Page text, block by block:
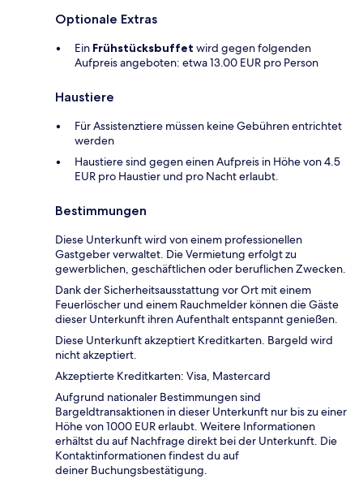
Optionale Extras
Ein Frühstücksbuffet wird gegen folgenden
Aufpreis angeboten: etwa 13.00 EUR pro Person
Haustiere
Für Assistenztiere müssen keine Gebühren entrichtet
werden
Haustiere sind gegen einen Aufpreis in Höhe von 4.5
EUR pro Haustier und pro Nacht erlaubt.
Bestimmungen
Diese Unterkunft wird von einem professionellen
Gastgeber verwaltet. Die Vermietung erfolgt zu
gewerblichen, geschäftlichen oder beruflichen Zwecken.
Dank der Sicherheitsausstattung vor Ort mit einem
Feuerlöscher und einem Rauchmelder können die Gäste
dieser Unterkunft ihren Aufenthalt entspannt genießen.
Diese Unterkunft akzeptiert Kreditkarten. Bargeld wird
nicht akzeptiert.
Akzeptierte Kreditkarten: Visa, Mastercard
Aufgrund nationaler Bestimmungen sind
Bargeldtransaktionen in dieser Unterkunft nur bis zu einer
Höhe von 1000 EUR erlaubt. Weitere Informationen
erhältst du auf Nachfrage direkt bei der Unterkunft. Die
Kontaktinformationen findest du auf
deiner Buchungsbestätigung.